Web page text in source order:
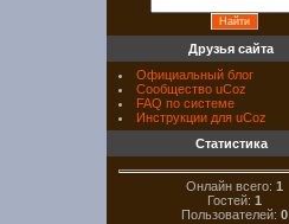
Друзья сайта
Официальный блог
Сообщество uCoz
FAQ по системе
Инструкции для uCoz
Статистика
Онлайн всего: 1
Гостей: 1
Пользователей: 0